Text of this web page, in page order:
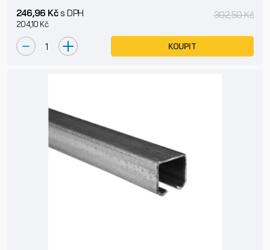
246,96 Kčs DPH
204,10 Kč
302,50 Kč
KOUPIT